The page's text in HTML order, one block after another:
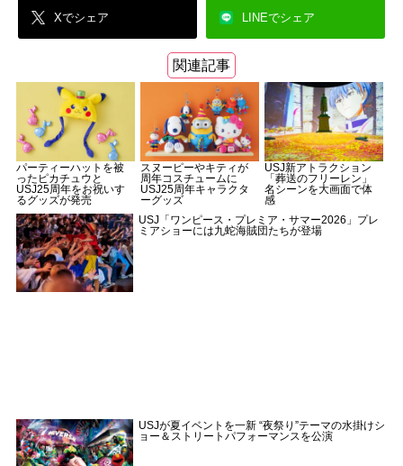
Xでシェア LINEでシェア
関連記事
パーティーハットを被
ったピカチュウと
USJ25周年をお祝いす
るグッズが発売
スヌーピーやキティが
周年コスチュームに
USJ25周年キャラクタ
ーグッズ
USJ新アトラクション
「葬送のフリーレン」
名シーンを大画面で体
感
USJ「ワンピース・プレミア・サマー2026」プレ
ミアショーには九蛇海賊団たちが登場
USJが夏イベントを一新 “夜祭り”テーマの水掛けシ
ョー＆ストリートパフォーマンスを公演